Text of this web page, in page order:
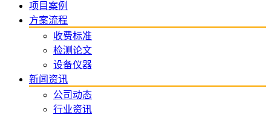
项目案例
方案流程
收费标准
检测论文
设备仪器
新闻资讯
公司动态
行业资讯